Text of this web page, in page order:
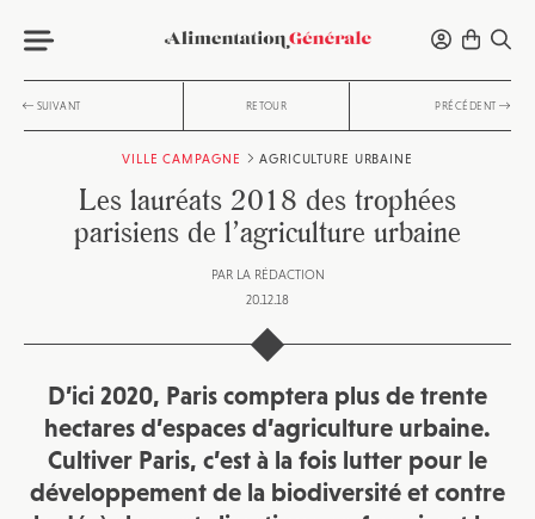
SUIVANT RETOUR PRÉCÉDENT
VILLE CAMPAGNE AGRICULTURE URBAINE
Les lauréats 2018 des trophées
parisiens de l’agriculture urbaine
PAR LA RÉDACTION
20.12.18
D’ici 2020, Paris comptera plus de trente
hectares d’espaces d’agriculture urbaine.
Cultiver Paris, c’est à la fois lutter pour le
développement de la biodiversité et contre